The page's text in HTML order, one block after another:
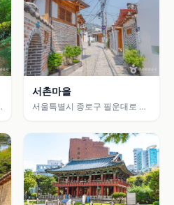
서촌마을
서울특별시 종로구 필운대로 45